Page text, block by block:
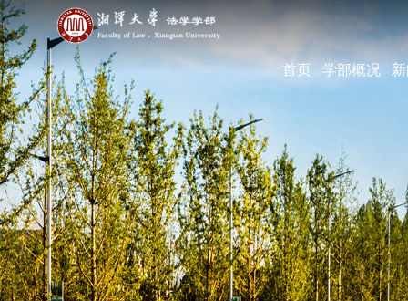
首页 学部概况
现任领导
机构设置
学部宣传片
部长寄语